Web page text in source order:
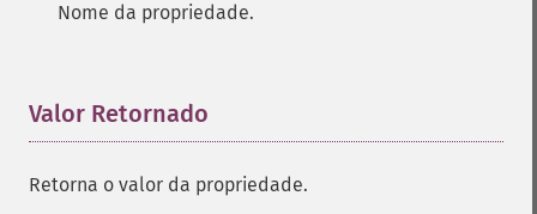
Nome da propriedade.
Valor Retornado
Retorna o valor da propriedade.